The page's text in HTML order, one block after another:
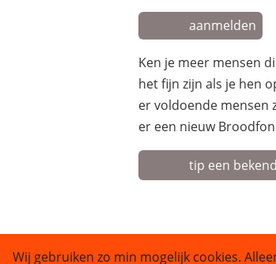
aanmelden
Ken je meer mensen
het fijn zijn als je hen
er voldoende mensen
er een nieuw
tip een
Wij gebruiken zo min mogelijk cookies.